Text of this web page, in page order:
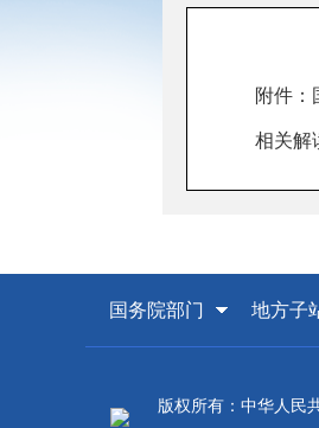
附件：
相关解
国务院部门 地方子
版权所有：中华人民